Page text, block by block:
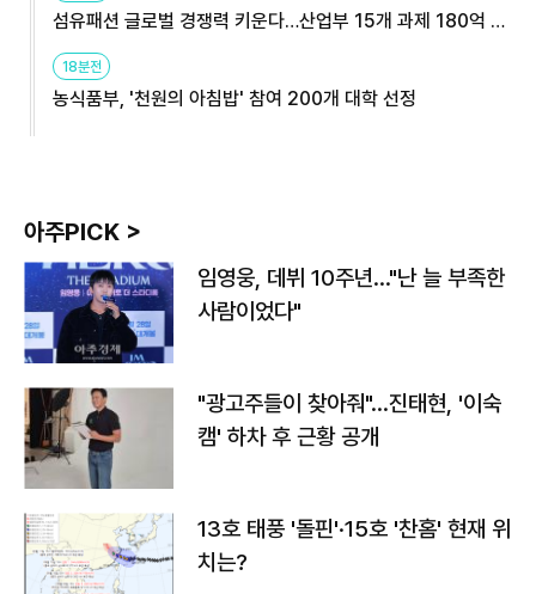
섬유패션 글로벌 경쟁력 키운다…산업부 15개 과제 180억 지
원
18분전
농식품부, '천원의 아침밥' 참여 200개 대학 선정
아주PICK >
임영웅, 데뷔 10주년…"난 늘 부족한
사람이었다"
"광고주들이 찾아줘"…진태현, '이숙
캠' 하차 후 근황 공개
13호 태풍 '돌핀'·15호 '찬홈' 현재 위
치는?